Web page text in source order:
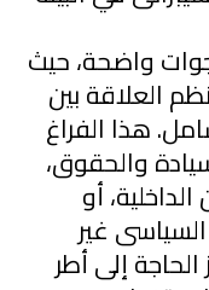
واضحة، حيث
العلاقة بين
هذا الفراغ
والحقوق،
أو
السياسى غير
الحاجة إلى أطر